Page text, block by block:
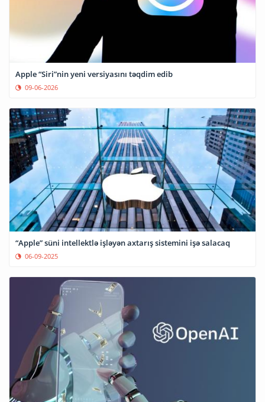
Apple “Siri”nin yeni versiyasını təqdim edib
09-06-2026
“Apple” süni intellektlə işləyən axtarış sistemini işə salacaq
06-09-2025